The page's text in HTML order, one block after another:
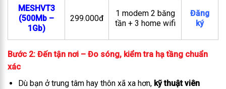
MESHVT3
(500Mb –
1Gb)
299.000đ
1 modem 2 băng
tần + 3 home wifi
Đăng
ký
Bước 2: Đến tận nơi – Đo sóng, kiểm tra hạ tầng chuẩn
xác
Dù bạn ở trung tâm hay thôn xã xa hơn, kỹ thuật viên